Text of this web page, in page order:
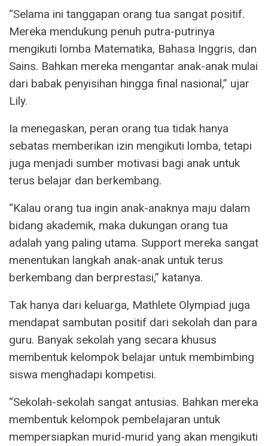
“Selama ini tanggapan orang tua sangat positif.
Mereka mendukung penuh putra-putrinya
mengikuti lomba Matematika, Bahasa Inggris, dan
Sains. Bahkan mereka mengantar anak-anak mulai
dari babak penyisihan hingga final nasional,” ujar
Lily.
Ia menegaskan, peran orang tua tidak hanya
sebatas memberikan izin mengikuti lomba, tetapi
juga menjadi sumber motivasi bagi anak untuk
terus belajar dan berkembang.
“Kalau orang tua ingin anak-anaknya maju dalam
bidang akademik, maka dukungan orang tua
adalah yang paling utama. Support mereka sangat
menentukan langkah anak-anak untuk terus
berkembang dan berprestasi,” katanya.
Tak hanya dari keluarga, Mathlete Olympiad juga
mendapat sambutan positif dari sekolah dan para
guru. Banyak sekolah yang secara khusus
membentuk kelompok belajar untuk membimbing
siswa menghadapi kompetisi.
“Sekolah-sekolah sangat antusias. Bahkan mereka
membentuk kelompok pembelajaran untuk
mempersiapkan murid-murid yang akan mengikuti